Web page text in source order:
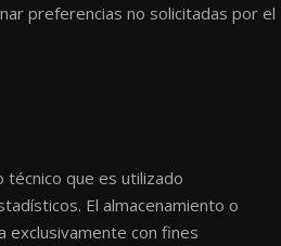
preferencias no solicitadas por el
técnico que es utilizado
El almacenamiento o
exclusivamente con fines